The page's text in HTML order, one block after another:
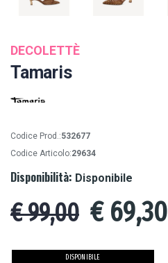
DECOLETTÈ
Tamaris
Codice Prod.:532677
Codice Articolo:29634
Disponibilità: Disponibile
€ 99,00 € 69,30
DISPONIBILE